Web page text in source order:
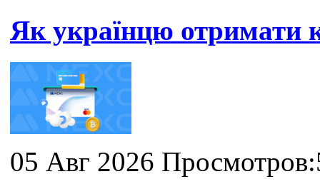
Як українцю отримати
05 Авг 2026